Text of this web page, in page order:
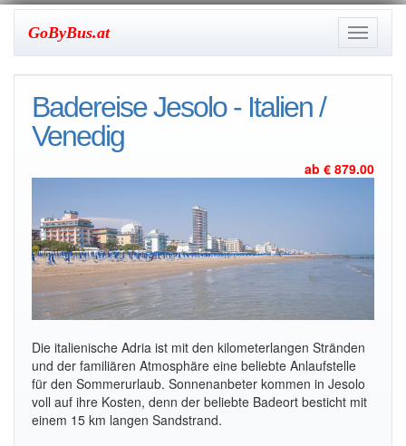
Toggle
GoByBus.at
Badereise Jesolo - Italien /
Venedig
ab € 879.00
Die italienische Adria ist mit den kilometerlangen Stränden
und der familiären Atmosphäre eine beliebte Anlaufstelle
für den Sommerurlaub. Sonnenanbeter kommen in Jesolo
voll auf ihre Kosten, denn der beliebte Badeort besticht mit
einem 15 km langen Sandstrand.